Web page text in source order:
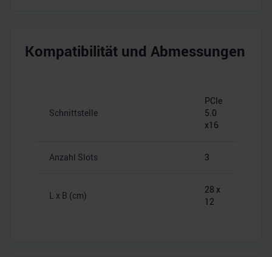
Kompatibilität und Abmessungen
Schnittstelle
PCIe
5.0
x16
Anzahl Slots 3
L x B (cm)
28 x
12